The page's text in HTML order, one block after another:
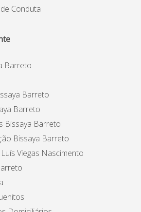
Conduta
Barreto
Barreto
Barreto
Bissaya Barreto
Bissaya Barreto
Viegas Nascimento